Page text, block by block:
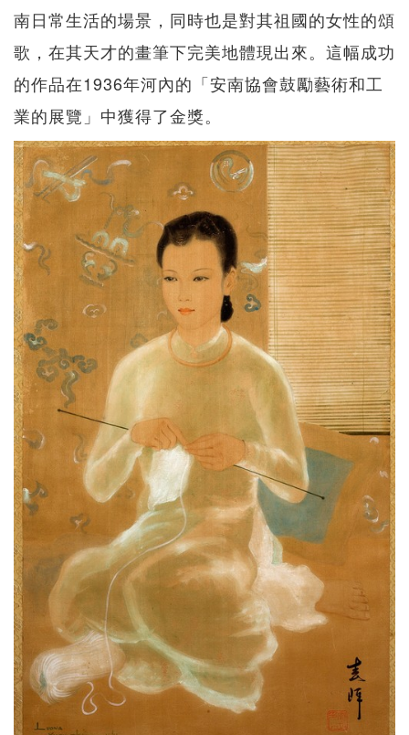
南日常生活的場景，同時也是對其祖國的女性的頌
歌，在其天才的畫筆下完美地體現出來。這幅成功
的作品在1936年河內的「安南協會鼓勵藝術和工
業的展覽」中獲得了金獎。